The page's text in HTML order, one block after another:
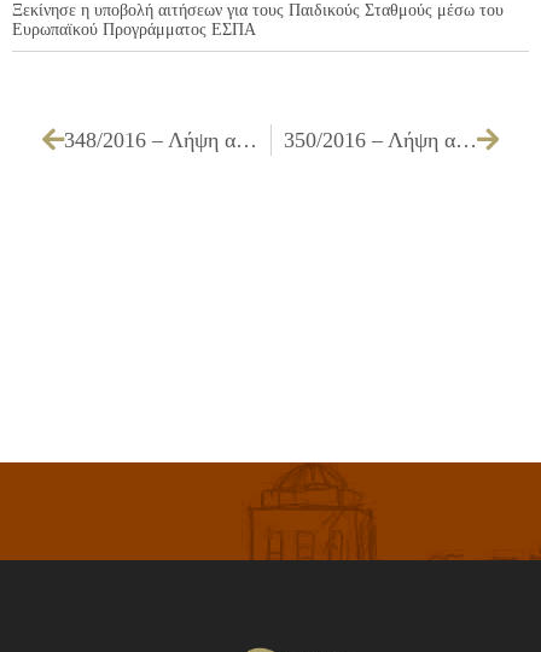
Ξεκίνησε η υποβολή αιτήσεων για τους Παιδικούς Σταθμούς μέσω του
Ευρωπαϊκού Προγράμματος ΕΣΠΑ
348/2016 – Λήψη απόφασης για επανακαθορισμό των ευπαθών ομάδων πληθυσμού του Δήμου μας, περί μείωσης ή απαλλαγής των τελών καθαριότητας και φωτισμού 350/2016 – Λήψη απόφασης για καθορισμό συμμετοχής πολιτών και αθλητικές δραστηριότητες του Δήμου